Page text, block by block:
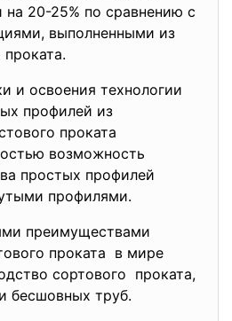
20-25% по сравнению с
выполненными из
и освоения технологии
профилей из
проката
возможность
простых профилей
профилями.
преимуществами
проката в мире
сортового проката,
бесшовных труб.